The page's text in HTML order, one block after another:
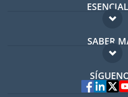
Foro para
Guía para
Trabajos en el
SABER
FAQ